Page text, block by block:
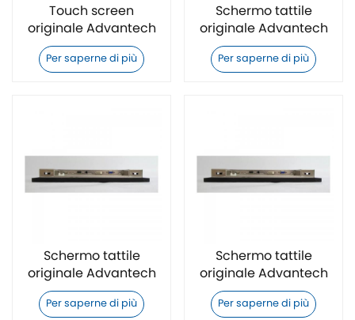
Touch screen
originale Advantech
TPC-324W-P853B
Per saperne di più
Schermo tattile
originale Advantech
TPC-324W-P833B
Per saperne di più
Schermo tattile
originale Advantech
TPC-1881WP-473AE
originale
Per saperne di più
Schermo tattile
originale Advantech
TPC-1881WP-433AE
originale
Per saperne di più